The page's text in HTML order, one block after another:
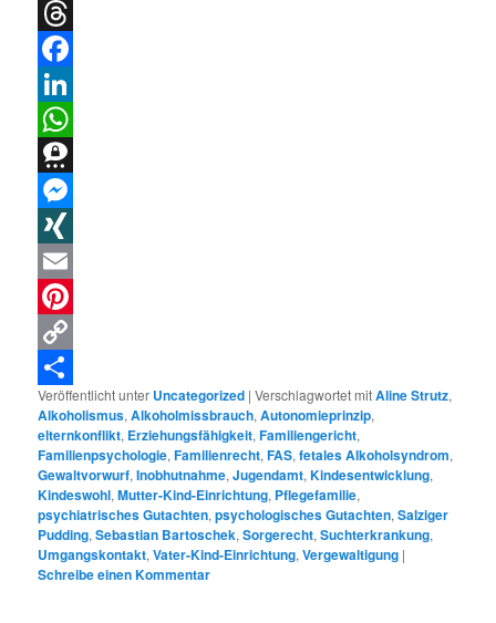
Bluesky
Threads
Facebook
LinkedIn
WhatsApp
Threema
Messenger
XING
Email
Pinterest
Copy
Link
Teilen
Veröffentlicht unter Uncategorized |Verschlagwortet mitAline Strutz,
Alkoholismus,Alkoholmissbrauch,Autonomieprinzip,
elternkonflikt, Erziehungsfähigkeit,Familiengericht,
Familienpsychologie,Familienrecht,FAS,fetales Alkoholsyndrom,
Gewaltvorwurf,Inobhutnahme,Jugendamt,Kindesentwicklung,
Kindeswohl,Mutter-Kind-Einrichtung, Pflegefamilie,
psychiatrisches Gutachten,psychologisches Gutachten,Salziger
Pudding,Sebastian Bartoschek,Sorgerecht,Suchterkrankung,
Umgangskontakt,Vater-Kind-Einrichtung,Vergewaltigung |
Schreibe einen Kommentar